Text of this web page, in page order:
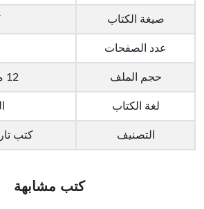
صيغة الكتاب
عدد الصفحات
حجم الملف 12 ميجا بايت
لغة الكتاب
التصنيف كتب
كتب مشابهة